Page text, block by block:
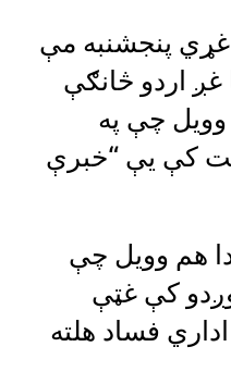
پنجشنبه مې
امریکا غږ اردو څانګې
چې په
کې یې “خبرې
هم وویل چې
کې غټې
فساد هلته